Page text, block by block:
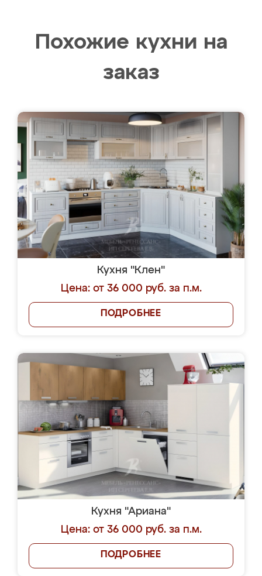
Похожие кухни на
заказ
Кухня "Клен"
Цена: от 36 000 руб. за п.м.
ПОДРОБНЕЕ
Кухня "Ариана"
Цена: от 36 000 руб. за п.м.
ПОДРОБНЕЕ